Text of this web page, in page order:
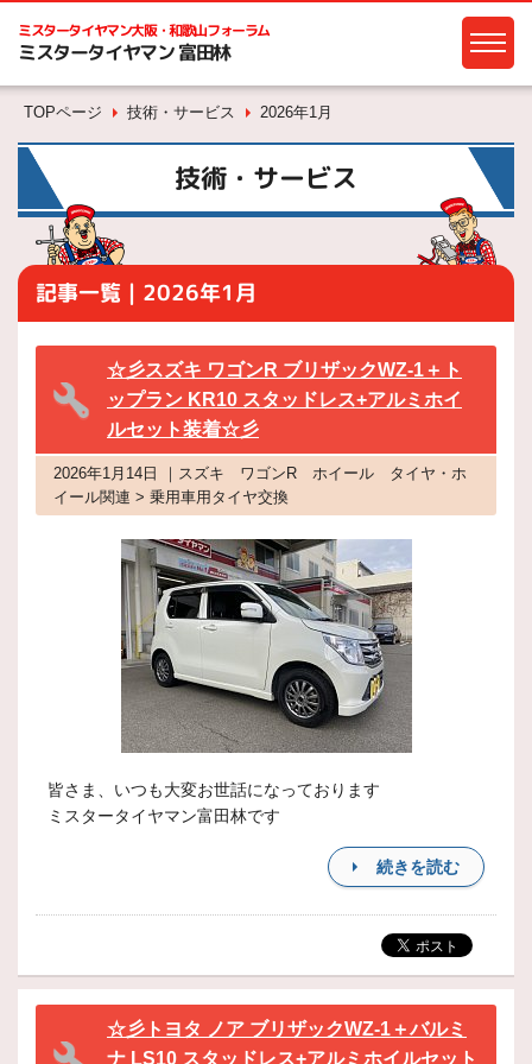
ミスタータイヤマン大阪・和歌山フォーラム
ミスタータイヤマン 富田林
TOPページ 技術・サービス 2026年1月
技術・サービス
記事一覧｜2026年1月
☆彡スズキ ワゴンR ブリザックWZ-1＋ト
ップラン KR10 スタッドレス+アルミホイ
ルセット装着☆彡
2026年1月14日 ｜スズキ ワゴンR ホイール タイヤ・ホ
イール関連 > 乗用車用タイヤ交換
皆さま、いつも大変お世話になっております
ミスタータイヤマン富田林です
続きを読む
☆彡トヨタ ノア ブリザックWZ-1＋バルミ
ナ LS10 スタッドレス+アルミホイルセット